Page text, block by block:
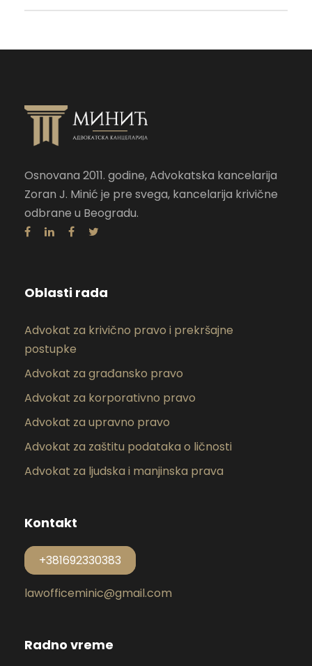
Osnovana 2011. godine, Advokatska kancelarija
Zoran J. Minić je pre svega, kancelarija krivične
odbrane u Beogradu.
Oblasti rada
Advokat za krivično pravo i prekršajne
postupke
Advokat za građansko pravo
Advokat za korporativno pravo
Advokat za upravno pravo
Advokat za zaštitu podataka o ličnosti
Advokat za ljudska i manjinska prava
Kontakt
+381692330383
lawofficeminic@gmail.com
Radno vreme